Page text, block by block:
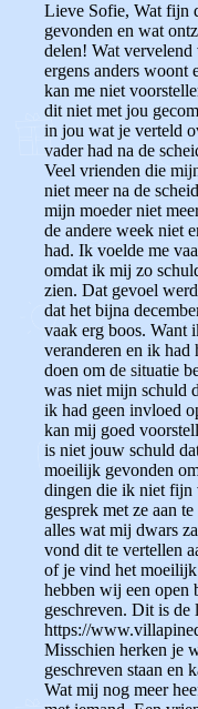
Lieve Sofie, Wat fijn
gevonden en wat
delen! Wat
ergens anders woont
kan me niet
dit niet met jou
in jou wat je verteld
vader had na de
Veel vrienden die
niet meer na de
mijn moeder niet
de andere week niet
had. Ik voelde me
omdat ik mij zo
zien. Dat gevoel
dat het bijna
vaak erg boos. Want
veranderen en ik had
doen om de situatie
was niet mijn schuld
ik had geen invloed
kan mij goed
is niet jouw schuld
moeilijk gevonden
dingen die ik niet fijn
gesprek met ze aan te
alles wat mij dwars
vond dit te vertellen
of je vind het
hebben wij een open
geschreven. Dit is de
https://
Misschien herken je
geschreven staan en
Wat mij nog meer